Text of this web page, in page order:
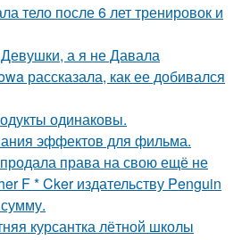
тело после 6 лет тренировок и
а я не Давала
рассказала, как ее добивался
одинаковы.
эффектов для фильма.
права на свою ещё не
F * Cker издательству Penguin
курсантка лётной школы